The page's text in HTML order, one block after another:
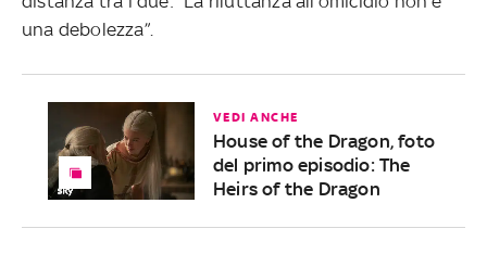
una debolezza”.
VEDI ANCHE
House of the Dragon, foto
del primo episodio: The
Heirs of the Dragon